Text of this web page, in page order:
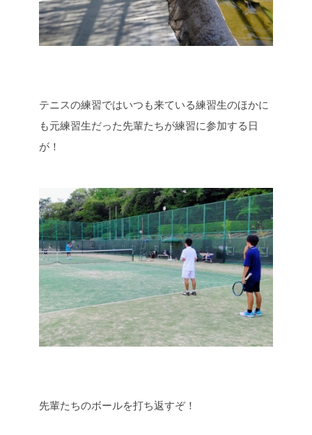
テニスの練習ではいつも来ている練習生のほかに
も元練習生だった先輩たちが練習に参加する日
が！
先輩たちのボールを打ち返すぞ！